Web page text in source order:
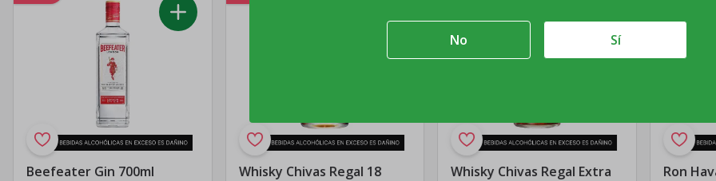
Beefeater Gin 700ml
Whisky Chivas Regal 18
Whisky Chivas Regal Extra
Ron
No Sí